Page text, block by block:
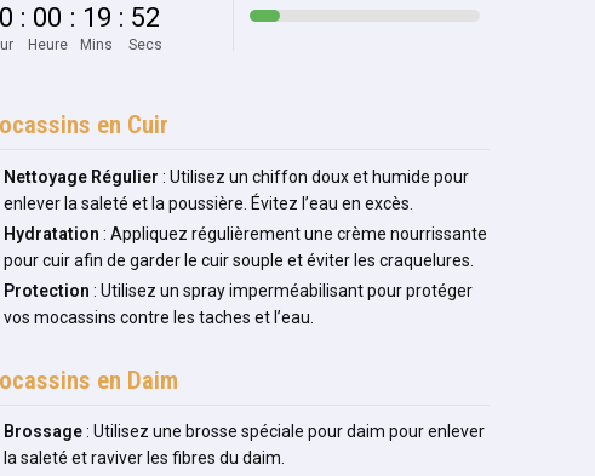
: 00
Heure
: 19
Mins
: 52
Secs
en Cuir
Nettoyage Régulier : Utilisez un chiffon doux et humide pour
enlever la saleté et la poussière. Évitez l’eau en excès.
Hydratation : Appliquez régulièrement une crème nourrissante
pour cuir afin de garder le cuir souple et éviter les craquelures.
Protection : Utilisez un spray imperméabilisant pour protéger
vos mocassins contre les taches et l’eau.
en Daim
Brossage: Utilisez une brosse spéciale pour daim pour enlever
la saleté et raviver les fibres du daim.